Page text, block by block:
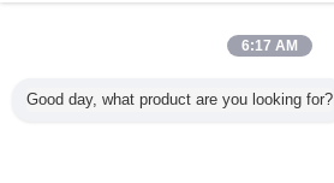
Todos los productos
6:17 AM
Good day, what product are you looking for?